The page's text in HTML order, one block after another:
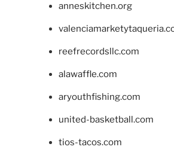
anneskitchen.org
reefrecordsllc.com
alawaffle.com
aryouthfishing.com
united-basketball.com
tios-tacos.com